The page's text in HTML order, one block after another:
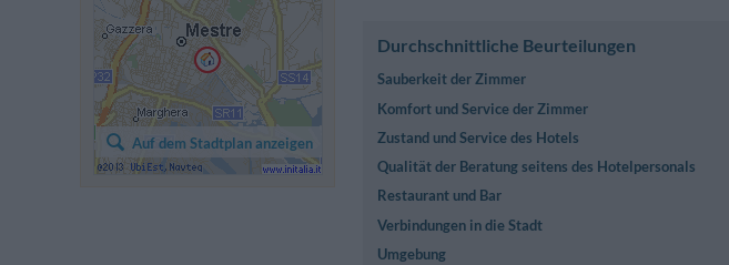
Durchschnittliche Beurteilungen
Sauberkeit der Zimmer
Komfort und Service der Zimmer
Zustand und Service des Hotels
Qualität der Beratung seitens des Hotelpersonals
Restaurant und Bar
Verbindungen in die Stadt
Umgebung
Auf dem Stadtplan anzeigen